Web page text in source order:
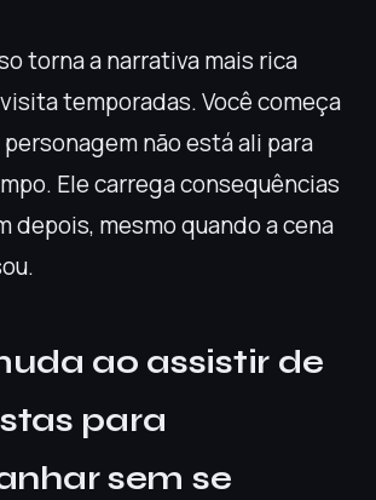
torna a narrativa mais rica
temporadas. Você começa
não está ali para
Ele carrega consequências
depois, mesmo quando a cena
ao assistir de
para
sem se